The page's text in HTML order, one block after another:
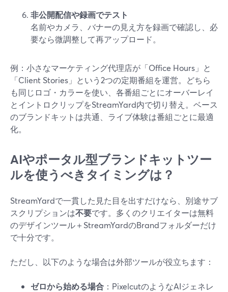
非公開配信や録画でテスト
名前やカメラ、バナーの見え方を録画で確認し、必
要なら微調整して再アップロード。
例：小さなマーケティング代理店が「Office Hours」と
「Client Stories」という2つの定期番組を運営。どちら
も同じロゴ・カラーを使い、各番組ごとにオーバーレイ
とイントロクリップをStreamYard内で切り替え。ベース
のブランドキットは共通、ライブ体験は番組ごとに最適
化。
AIやポータル型ブランドキットツー
ルを使うべきタイミングは？
StreamYardで一貫した見た目を出すだけなら、別途サブ
スクリプションは不要です。多くのクリエイターは無料
のデザインツール＋StreamYardのBrandフォルダーだけ
で十分です。
ただし、以下のような場合は外部ツールが役立ちます：
ゼロから始める場合 ：PixelcutのようなAIジェネレ